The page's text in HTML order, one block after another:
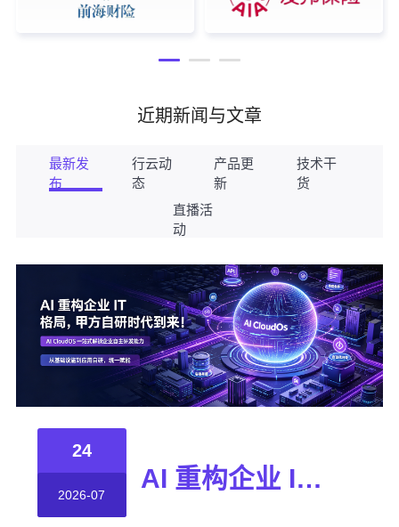
近期新闻与文章
最新发
布
行云动
态
产品更
新
技术干
货
直播活
动
24
2026-07
AI 重构企业 IT 格局，甲方自研时代到来！